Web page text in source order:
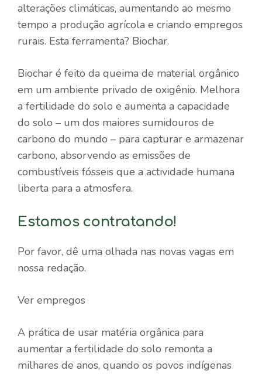
alterações climáticas, aumentando ao mesmo
tempo a produção agrícola e criando empregos
rurais. Esta ferramenta? Biochar.
Biochar é feito da queima de material orgânico
em um ambiente privado de oxigênio. Melhora
a fertilidade do solo e aumenta a capacidade
do solo – um dos maiores sumidouros de
carbono do mundo – para capturar e armazenar
carbono, absorvendo as emissões de
combustíveis fósseis que a actividade humana
liberta para a atmosfera.
Estamos contratando!
Por favor, dê uma olhada nas novas vagas em
nossa redação.
Ver empregos
A prática de usar matéria orgânica para
aumentar a fertilidade do solo remonta a
milhares de anos, quando os povos indígenas